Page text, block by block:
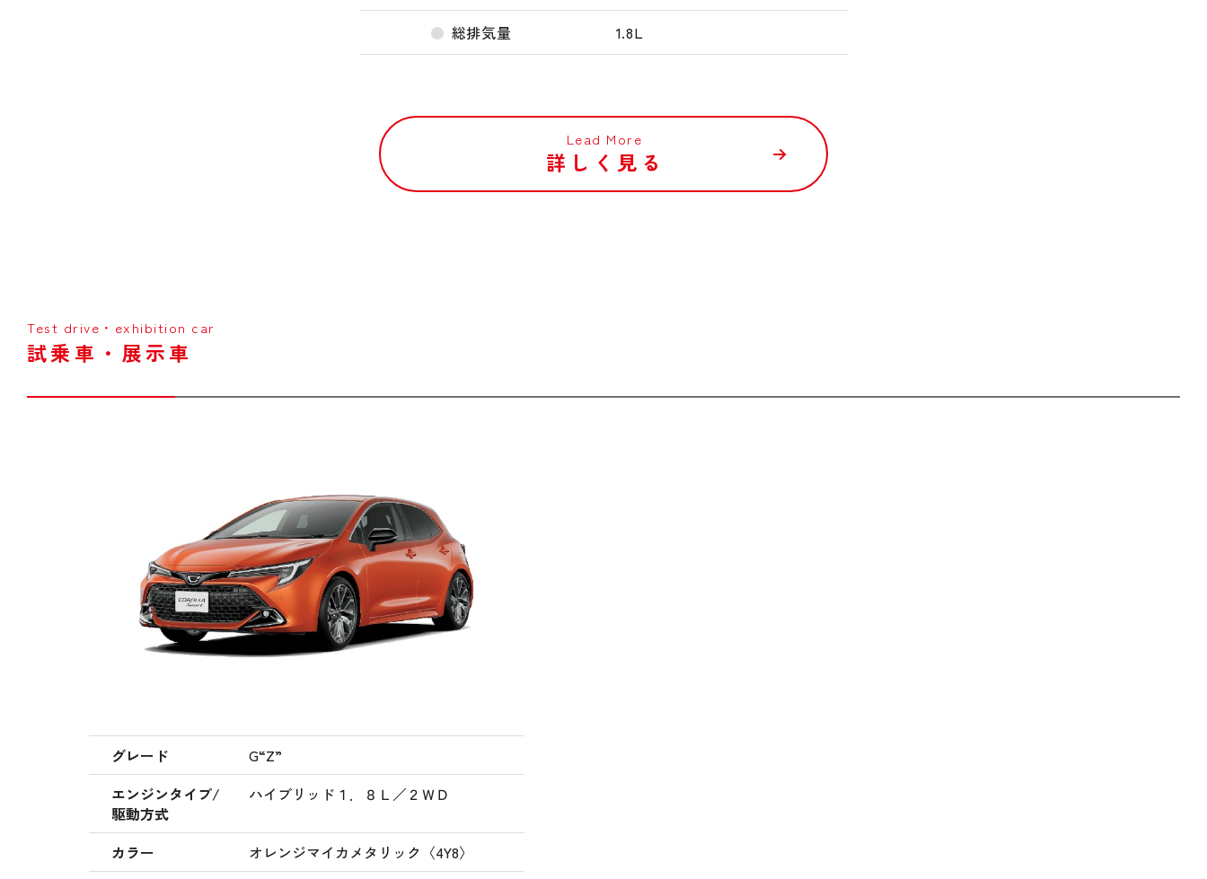
総排気量 1.8L
Lead More
詳しく見る
Test drive・exhibition car
試乗車・展示車
グレード
G“Z”
エンジンタイプ/
駆動方式
ハイブリッド１．８Ｌ／２ＷＤ
カラー
オレンジマイカメタリック〈4Y8〉